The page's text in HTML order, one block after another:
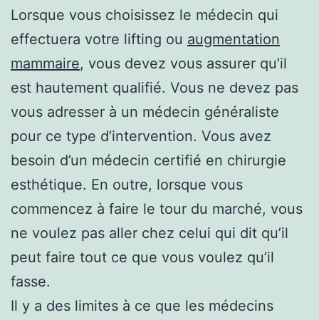
Lorsque vous choisissez le médecin qui
effectuera votre lifting ou augmentation
mammaire, vous devez vous assurer qu’il
est hautement qualifié. Vous ne devez pas
vous adresser à un médecin généraliste
pour ce type d’intervention. Vous avez
besoin d’un médecin certifié en chirurgie
esthétique. En outre, lorsque vous
commencez à faire le tour du marché, vous
ne voulez pas aller chez celui qui dit qu’il
peut faire tout ce que vous voulez qu’il
fasse.
Il y a des limites à ce que les médecins